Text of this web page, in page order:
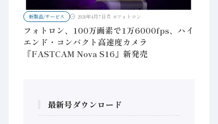
新製品/サービス 2020年4月7日 #フォトロン
フォトロン、100万画素で1万6000fps、ハイ
エンド・コンパクト高速度カメラ
『FASTCAM Nova S16』新発売
最新号ダウンロード